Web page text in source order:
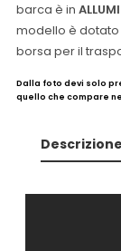
barca è in
modello è dotato
borsa per il
Dalla foto devi solo
quello che compare
Descrizione